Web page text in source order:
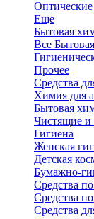
Еще
Бытовая
Все
Прочее
Средства
Химия для
Бытовая
Чистящие и
Гигиена
Женская
Детская
Бумажно-
Средства
Средства
Средства